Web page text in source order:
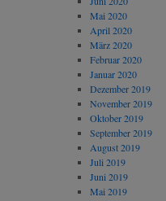
Mai 2020
April 2020
März 2020
Februar 2020
Januar 2020
Dezember 2019
November 2019
Oktober 2019
September 2019
August 2019
Juli 2019
Juni 2019
Mai 2019